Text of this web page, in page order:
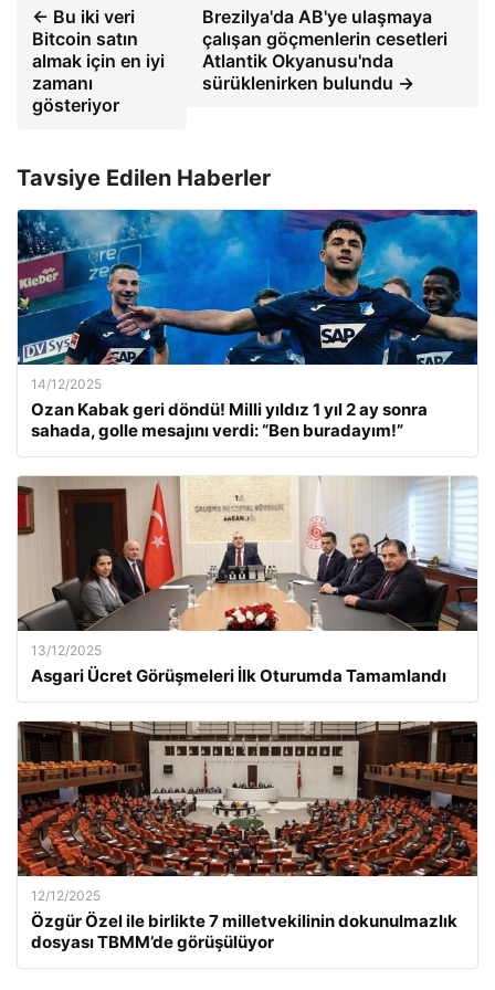
← Bu iki veri
Bitcoin satın
almak için en iyi
zamanı
gösteriyor
Brezilya'da AB'ye ulaşmaya
çalışan göçmenlerin cesetleri
Atlantik Okyanusu'nda
sürüklenirken bulundu →
Tavsiye Edilen Haberler
14/12/2025
Ozan Kabak geri döndü! Milli yıldız 1 yıl 2 ay sonra
sahada, golle mesajını verdi: “Ben buradayım!”
13/12/2025
Asgari Ücret Görüşmeleri İlk Oturumda Tamamlandı
12/12/2025
Özgür Özel ile birlikte 7 milletvekilinin dokunulmazlık
dosyası TBMM’de görüşülüyor